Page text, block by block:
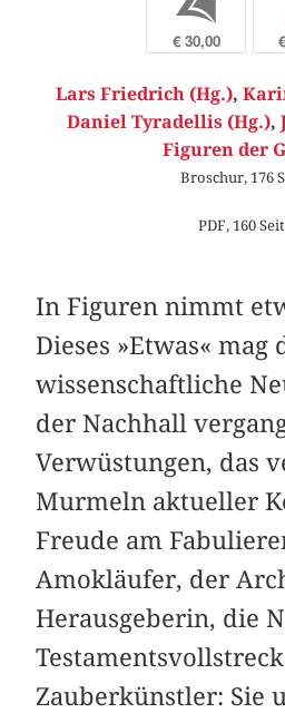
b
€ 30,00
Lars Friedrich (Hg.),
Daniel Tyradellis (Hg.),
Figuren der
Broschur, 176
PDF, 160
In Figuren nimmt
Dieses »Etwas« mag
wissenschaftliche
der Nachhall
Verwüstungen, das
Murmeln aktueller
Freude am
Amokläufer, der
Herausgeberin, die
Zauberkünstler: Sie